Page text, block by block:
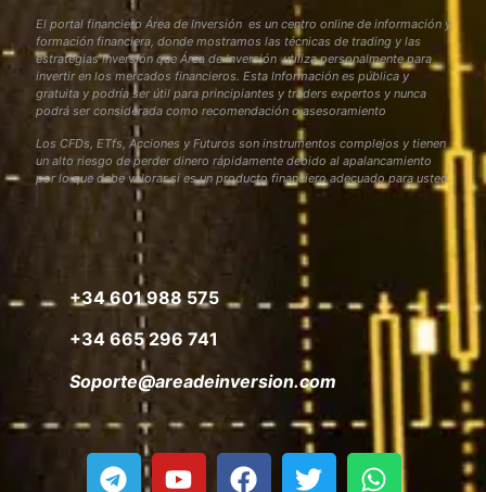
El portal financiero Área de Inversión es un centro online de información y
formación financiera, donde mostramos las técnicas de trading y las
estrategias inversión que Área de Inversión utiliza personalmente para
invertir en los mercados financieros. Esta Información es pública y
gratuita y podría ser útil para principiantes y traders expertos y nunca
podrá ser considerada como recomendación o asesoramiento
Los CFDs, ETfs, Acciones y Futuros son instrumentos complejos y tienen
un alto riesgo de perder dinero rápidamente debido al apalancamiento
por lo que debe valorar si es un producto financiero adecuado para usted
+34 601 988 575
+34 665 296 741
Soporte@areadeinversion.com